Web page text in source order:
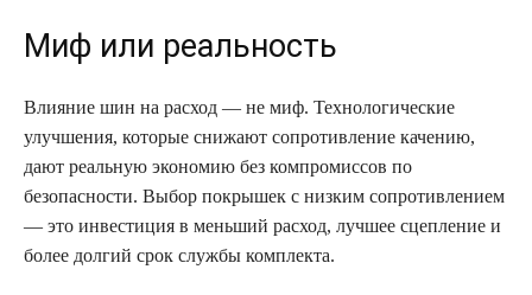
Миф или реальность
Влияние шин на расход — не миф. Технологические
улучшения, которые снижaют сопротивление качению,
дают реальную экономию без компромиссов по
безопасности. Выбор покрышек с низким сопротивлением
— это инвестиция в меньший расход, лучшее сцепление и
более долгий срок службы комплекта.